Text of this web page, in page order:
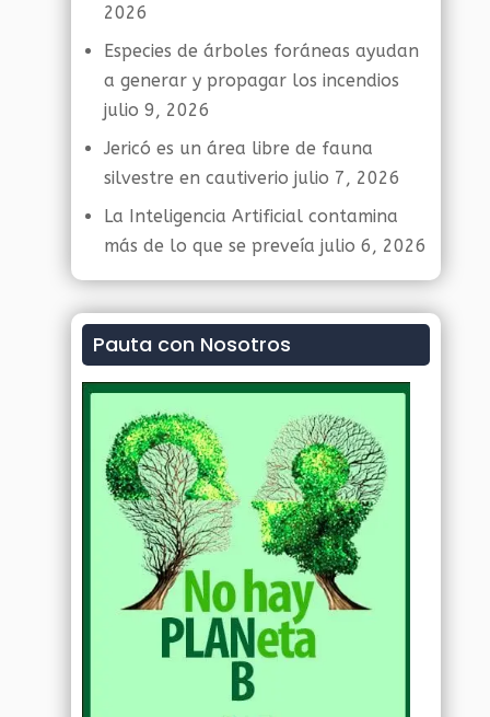
2026
Especies de árboles foráneas ayudan
a generar y propagar los incendios
julio 9, 2026
Jericó es un área libre de fauna
silvestre en cautiverio julio 7, 2026
La Inteligencia Artificial contamina
más de lo que se preveía julio 6, 2026
Pauta con Nosotros